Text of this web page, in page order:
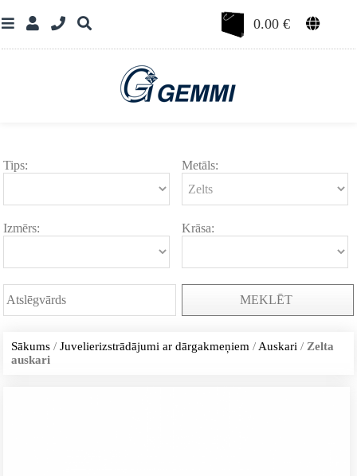
0.00€
Tips: Metāls:
Izmērs: Krāsa:
MEKLĒT
Sākums /Juvelierizstrādājumi ar dārgakmeņiem / Auskari / Zelta
auskari